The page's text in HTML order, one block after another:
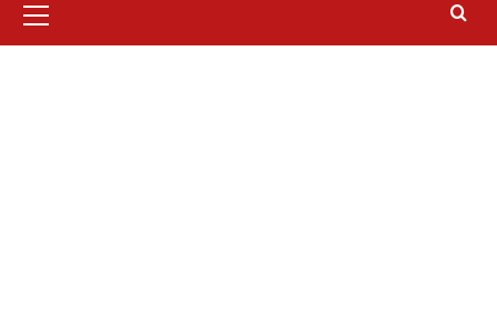
principale